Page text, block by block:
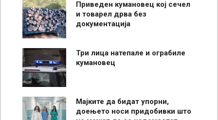
Приведен кумановец кој сечел
и товарел дрва без
документација
Три лица натепале и ограбиле
кумановец
Мајките да бидат упорни,
доењето носи придобивки што